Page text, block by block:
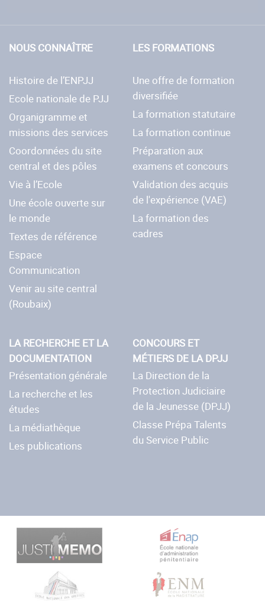
NOUS CONNAÎTRE
Histoire de l’ENPJJ
Ecole nationale de PJJ
Organigramme et
missions des services
Coordonnées du site
central et des pôles
Vie à l’Ecole
Une école ouverte sur
le monde
Textes de référence
Espace
Communication
Venir au site central
(Roubaix)
LES FORMATIONS
Une offre de formation
diversifiée
La formation statutaire
La formation continue
Préparation aux
examens et concours
Validation des acquis
de l'expérience (VAE)
La formation des
cadres
LA RECHERCHE ET LA
DOCUMENTATION
Présentation générale
La recherche et les
études
La médiathèque
Les publications
CONCOURS ET
MÉTIERS DE LA DPJJ
La Direction de la
Protection Judiciaire
de la Jeunesse (DPJJ)
Classe Prépa Talents
du Service Public